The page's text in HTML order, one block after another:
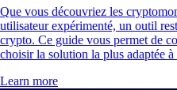
Que vous découvriez les
utilisateur expérimenté, un outil
crypto. Ce guide vous permet de
choisir la solution la plus adaptée à
Learn more